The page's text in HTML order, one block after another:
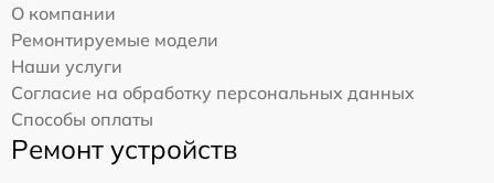
О компании
Ремонтируемые модели
Наши услуги
Согласие на обработку персональных данных
Способы оплаты
Ремонт устройств